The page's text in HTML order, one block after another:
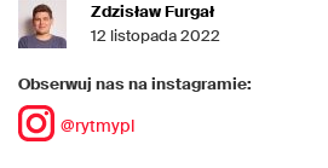
Zdzisław Furgał
12 listopada 2022
Obserwuj nas na instagramie:
@rytmypl